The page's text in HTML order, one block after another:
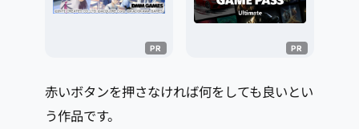
赤いボタンを押さなければ何をしても良いとい
う作品です。